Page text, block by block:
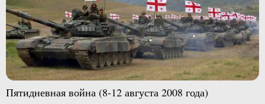
Пятидневная война (8-12 августа 2008 года)